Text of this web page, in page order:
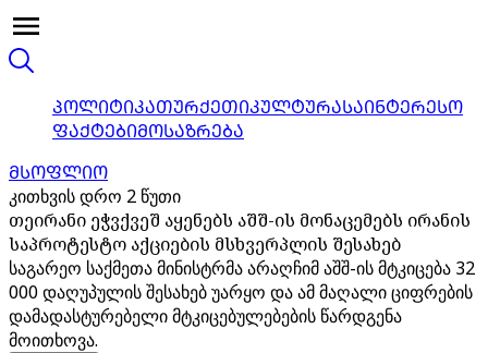
ᲞᲝᲚᲘᲢᲘᲙᲐᲗᲣᲠᲥᲔᲗᲘᲙᲣᲚᲢᲣᲠᲐᲡᲐᲘᲜᲢᲔᲠᲔᲡᲝ
ᲤᲐᲥᲢᲔᲑᲘᲛᲝᲡᲐᲖᲠᲔᲑᲐ
ᲛᲡᲝᲤᲚᲘᲝ
კითხვის დრო 2 წუთი
თეირანი ეჭვქვეშ აყენებს აშშ-ის მონაცემებს ირანის
საპროტესტო აქციების მსხვერპლის შესახებ
საგარეო საქმეთა მინისტრმა არაღჩიმ აშშ-ის მტკიცება 32
000 დაღუპულის შესახებ უარყო და ამ მაღალი ციფრების
დამადასტურებელი მტკიცებულებების წარდგენა
მოითხოვა.